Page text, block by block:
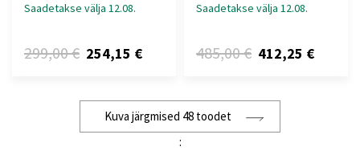
Saadetakse välja 12.08.
299,00 € 254,15 €
Saadetakse välja 12.08.
485,00 € 412,25 €
Kuva järgmised 48 toodet
: